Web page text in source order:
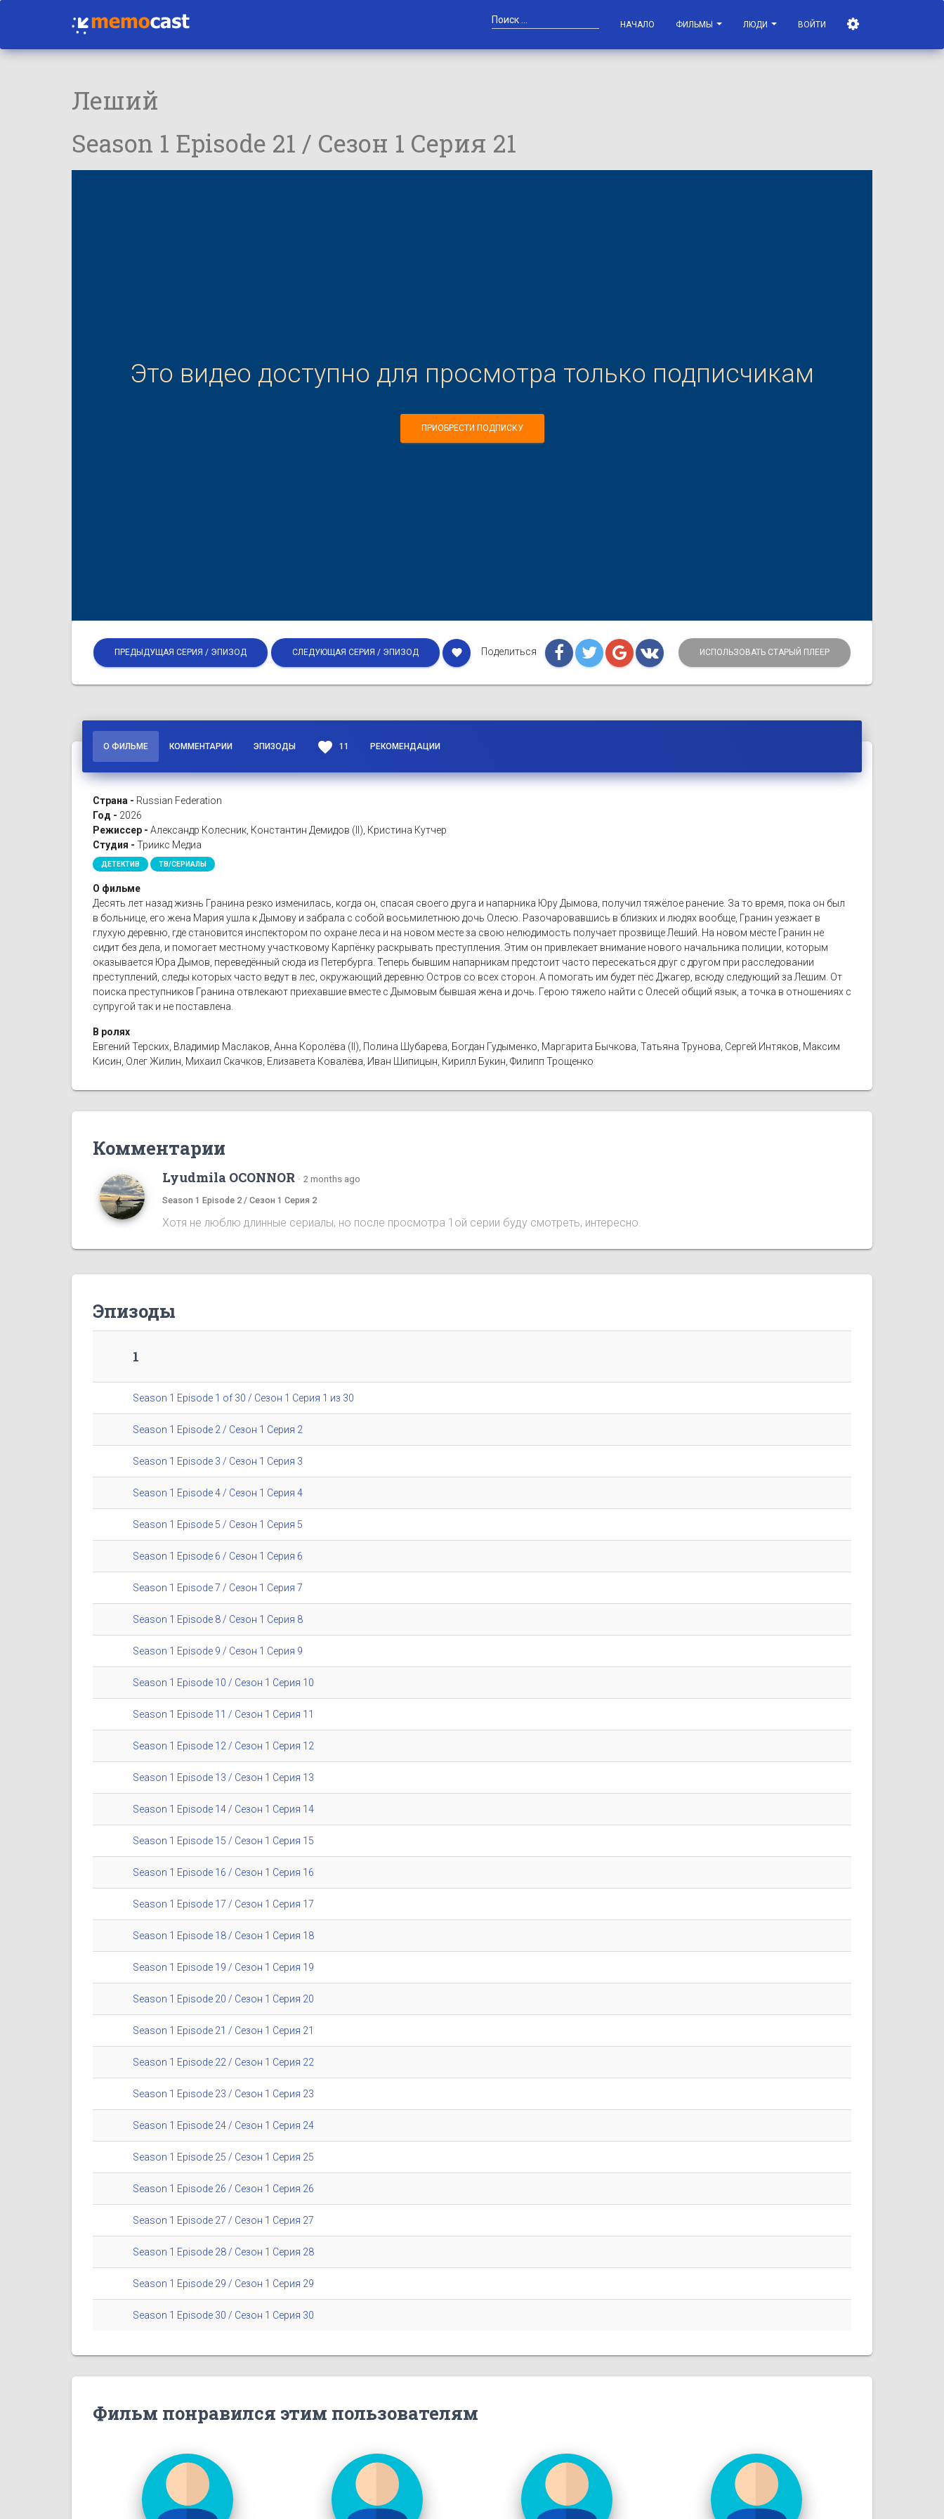
НАЧАЛО ФИЛЬМЫ ЛЮДИ ВОЙТИ
Леший
Season 1 Episode 21 / Сезон 1 Серия 21
Это видео доступно для просмотра только подписчикам
ПРИОБРЕСТИ ПОДПИСКУ
ПРЕДЫДУЩАЯ СЕРИЯ / ЭПИЗОД СЛЕДУЮЩАЯ СЕРИЯ / ЭПИЗОД favorite Поделиться ИСПОЛЬЗОВАТЬ СТАРЫЙ ПЛЕЕР
О ФИЛЬМЕ КОММЕНТАРИИ ЭПИЗОДЫ favorite 11 РЕКОМЕНДАЦИИ
Страна - Russian Federation
Год - 2026
Режиссер - Александр Колесник, Константин Демидов (II), Кристина Кутчер
Студия - Триикс Медиа
ДЕТЕКТИВ ТВ/СЕРИАЛЫ
О фильме
Десять лет назад жизнь Гранина резко изменилась, когда он, спасая своего друга и напарника Юру Дымова, получил тяжёлое ранение. За то время, пока он был
в больнице, его жена Мария ушла к Дымову и забрала с собой восьмилетнюю дочь Олесю. Разочаровавшись в близких и людях вообще, Гранин уезжает в
глухую деревню, где становится инспектором по охране леса и на новом месте за свою нелюдимость получает прозвище Леший. На новом месте Гранин не
сидит без дела, и помогает местному участковому Карпёнку раскрывать преступления. Этим он привлекает внимание нового начальника полиции, которым
оказывается Юра Дымов, переведённый сюда из Петербурга. Теперь бывшим напарникам предстоит часто пересекаться друг с другом при расследовании
преступлений, следы которых часто ведут в лес, окружающий деревню Остров со всех сторон. А помогать им будет пёс Джагер, всюду следующий за Лешим. От
поиска преступников Гранина отвлекают приехавшие вместе с Дымовым бывшая жена и дочь. Герою тяжело найти с Олесей общий язык, а точка в отношениях с
супругой так и не поставлена.
В ролях
Евгений Терских, Владимир Маслаков, Анна Королёва (II), Полина Шубарева, Богдан Гудыменко, Маргарита Бычкова, Татьяна Трунова, Сергей Интяков, Максим
Кисин, Олег Жилин, Михаил Скачков, Елизавета Ковалёва, Иван Шипицын, Кирилл Букин, Филипп Трощенко
Комментарии
Lyudmila OCONNOR · 2 months ago
Season 1 Episode 2 / Сезон 1 Серия 2
Хотя не люблю длинные сериалы, но после просмотра 1ой серии буду смотреть, интересно.
Эпизоды
1
Season 1 Episode 1 of 30 / Сезон 1 Серия 1 из 30
Season 1 Episode 2 / Сезон 1 Серия 2
Season 1 Episode 3 / Сезон 1 Серия 3
Season 1 Episode 4 / Сезон 1 Серия 4
Season 1 Episode 5 / Сезон 1 Серия 5
Season 1 Episode 6 / Сезон 1 Серия 6
Season 1 Episode 7 / Сезон 1 Серия 7
Season 1 Episode 8 / Сезон 1 Серия 8
Season 1 Episode 9 / Сезон 1 Серия 9
Season 1 Episode 10 / Сезон 1 Серия 10
Season 1 Episode 11 / Сезон 1 Серия 11
Season 1 Episode 12 / Сезон 1 Серия 12
Season 1 Episode 13 / Сезон 1 Серия 13
Season 1 Episode 14 / Сезон 1 Серия 14
Season 1 Episode 15 / Сезон 1 Серия 15
Season 1 Episode 16 / Сезон 1 Серия 16
Season 1 Episode 17 / Сезон 1 Серия 17
Season 1 Episode 18 / Сезон 1 Серия 18
Season 1 Episode 19 / Сезон 1 Серия 19
Season 1 Episode 20 / Сезон 1 Серия 20
Season 1 Episode 21 / Сезон 1 Серия 21
Season 1 Episode 22 / Сезон 1 Серия 22
Season 1 Episode 23 / Сезон 1 Серия 23
Season 1 Episode 24 / Сезон 1 Серия 24
Season 1 Episode 25 / Сезон 1 Серия 25
Season 1 Episode 26 / Сезон 1 Серия 26
Season 1 Episode 27 / Сезон 1 Серия 27
Season 1 Episode 28 / Сезон 1 Серия 28
Season 1 Episode 29 / Сезон 1 Серия 29
Season 1 Episode 30 / Сезон 1 Серия 30
Фильм понравился этим пользователям